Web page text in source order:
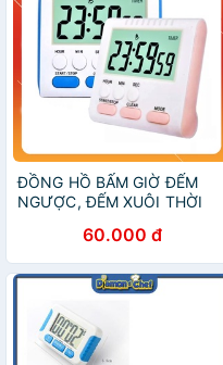
ĐỒNG HỒ BẤM GIỜ ĐẾM
NGƯỢC, ĐẾM XUÔI THỜI
XEM GIỜ ĐỂ BÀN MINI
NHIỀU MÀU MÀN HÌNH LCD
60.000 đ